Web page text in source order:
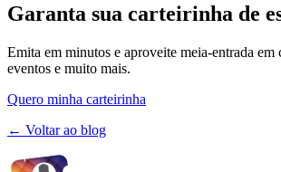
Garanta sua carteirinha de
Emita em minutos e aproveite meia-entrada em
eventos e muito mais.
Quero minha carteirinha
← Voltar ao blog